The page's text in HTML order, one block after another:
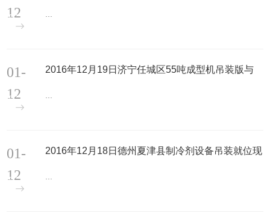
...
12
2016年12月19日济宁任城区55吨成型机吊装版与
...
01-
12
2016年12月18日德州夏津县制冷剂设备吊装就位现
...
01-
12